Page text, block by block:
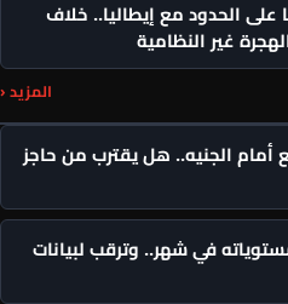
على الحدود مع إيطاليا.. خلاف
غير النظامية
المزيد ‹
أمام الجنيه.. هل يقترب من حاجز
في شهر.. وترقب لبيانات